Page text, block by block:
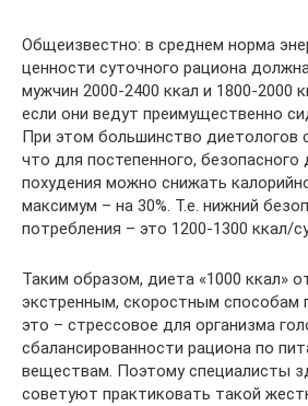
Общеизвестно: в среднем норма
ценности суточного рациона
мужчин 2000-2400 ккал и 1800-2000
если они ведут преимущественно
При этом большинство диетологов
что для постепенного, безопасного
похудения можно снижать
максимум – на 30%. Т.е. нижний
потребления – это 1200-1300 ккал/
Таким образом, диета «1000 ккал»
экстренным, скоростным способам
это – стрессовое для организма
сбалансированности рациона по
веществам. Поэтому специалисты
советуют практиковать такой